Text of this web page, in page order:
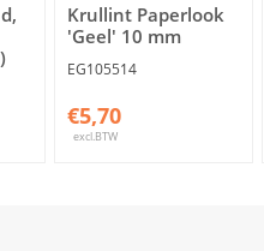
Krullint Paperlook
'Geel' 10 mm
EG105514
€5,70
excl.BTW